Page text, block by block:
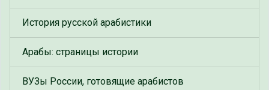
История русской арабистики
Арабы: страницы истории
ВУЗы России, готовящие арабистов